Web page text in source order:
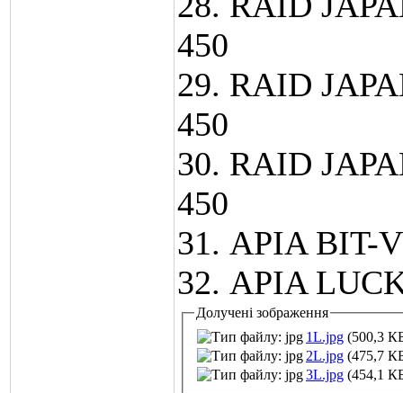
450
29. RAID
450
30. RAID
450
31. APIA BIT-
32. APIA
Долучені зображення
1L.jpg (500,3
2L.jpg (475,7
3L.jpg (454,1